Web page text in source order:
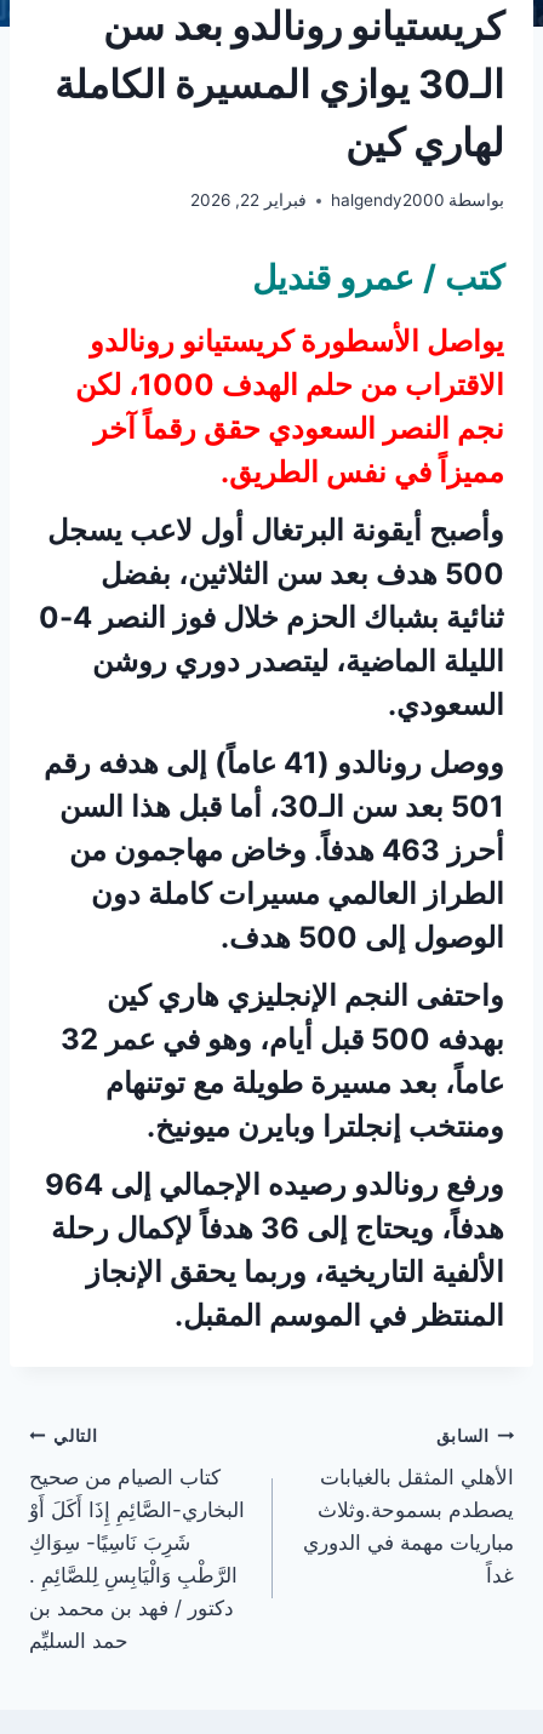
كريستيانو رونالدو بعد سن
الـ30 يوازي المسيرة الكاملة
لهاري كين
بواسطة halgendy2000 فبراير 22, 2026
كتب / عمرو قنديل
يواصل الأسطورة كريستيانو رونالدو
الاقتراب من حلم الهدف 1000، لكن
نجم النصر السعودي حقق رقماً آخر
مميزاً في نفس الطريق.
وأصبح أيقونة البرتغال أول لاعب يسجل
500 هدف بعد سن الثلاثين، بفضل
ثنائية بشباك الحزم خلال فوز النصر 4-0
الليلة الماضية، ليتصدر دوري روشن
السعودي.
ووصل رونالدو (41 عاماً) إلى هدفه رقم
501 بعد سن الـ30، أما قبل هذا السن
أحرز 463 هدفاً. وخاض مهاجمون من
الطراز العالمي مسيرات كاملة دون
الوصول إلى 500 هدف.
واحتفى النجم الإنجليزي هاري كين
بهدفه 500 قبل أيام، وهو في عمر 32
عاماً، بعد مسيرة طويلة مع توتنهام
ومنتخب إنجلترا وبايرن ميونيخ.
ورفع رونالدو رصيده الإجمالي إلى 964
هدفاً، ويحتاج إلى 36 هدفاً لإكمال رحلة
الألفية التاريخية، وربما يحقق الإنجاز
المنتظر في الموسم المقبل.
تصفّح
المقالات
السابق
الأهلي المثقل بالغيابات
يصطدم بسموحة.وثلاث
مباريات مهمة في الدوري
غداً
التالي
كتاب الصيام من صحيح
البخاري-الصَّائِمِ إِذَا أَكَلَ أَوْ
شَرِبَ نَاسِيًا- سِوَاكِ
الرَّطْبِ وَالْيَابِسِ لِلصَّائِمِ .
دكتور / فهد بن محمد بن
حمد السليِّم